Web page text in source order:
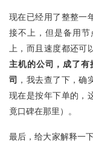
现在已经用了整整一
接不上，但是备用
上，而且速度都还可
主机的公司，成了
司 ，我去查了下，
现在是按年下单的，
竟口碑在那里）。
最后，给大家解释一